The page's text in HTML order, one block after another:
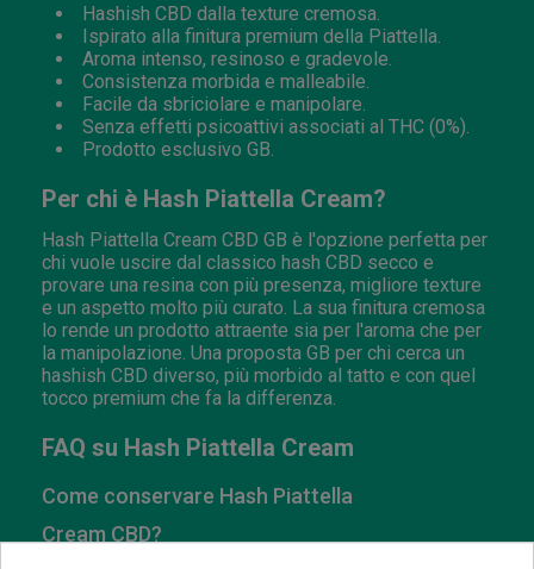
Hashish CBD dalla texture cremosa.
Ispirato alla finitura premium della Piattella.
Aroma intenso, resinoso e gradevole.
Consistenza morbida e malleabile.
Facile da sbriciolare e manipolare.
Senza effetti psicoattivi associati al THC (0%).
Prodotto esclusivo GB.
Per chi è Hash Piattella Cream?
Hash Piattella Cream CBD GB è l'opzione perfetta per
chi vuole uscire dal classico hash CBD secco e
provare una resina con più presenza, migliore texture
e un aspetto molto più curato. La sua finitura cremosa
lo rende un prodotto attraente sia per l'aroma che per
la manipolazione. Una proposta GB per chi cerca un
hashish CBD diverso, più morbido al tatto e con quel
tocco premium che fa la differenza.
FAQ su Hash Piattella Cream
Come conservare Hash Piattella
Cream CBD?